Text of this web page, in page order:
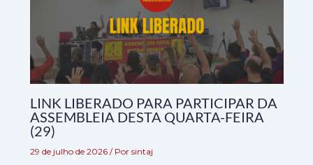
LINK LIBERADO PARA PARTICIPAR DA
ASSEMBLEIA DESTA QUARTA-FEIRA
(29)
29 de julho de 2026 / Por sintaj